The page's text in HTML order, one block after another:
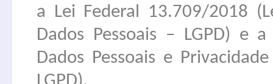
a Lei Federal 13.709/2018
Dados Pessoais – LGPD) e
Dados Pessoais e